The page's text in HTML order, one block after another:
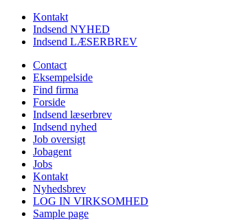
Kontakt
Indsend NYHED
Indsend LÆSERBREV
Contact
Eksempelside
Find firma
Forside
Indsend læserbrev
Indsend nyhed
Job oversigt
Jobagent
Jobs
Kontakt
Nyhedsbrev
LOG IN VIRKSOMHED
Sample page